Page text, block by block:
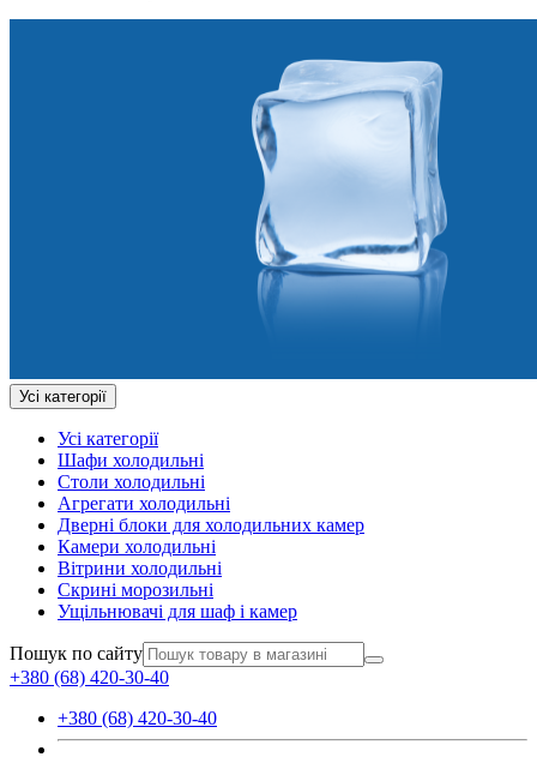
Усі категорії
Усі категорії
Шафи холодильні
Столи холодильні
Агрегати холодильні
Дверні блоки для холодильних камер
Камери холодильні
Вітрини холодильні
Скрині морозильні
Ущільнювачі для шаф і камер
Пошук по сайту
+380 (68) 420-30-40
+380 (68) 420-30-40